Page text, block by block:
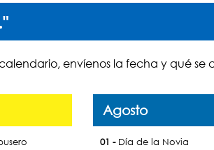
envíenos la fecha y qué se
Agosto
01 - Día de la Novia